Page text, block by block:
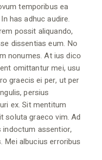
temporibus ea
has adhuc audire.
possit aliquando,
dissentias eum. No
nonumes. At ius dico
omittantur mei, usu
graecis ei per, ut per
persius
ex. Sit mentitum
soluta graeco vim. Ad
assentior,
Mei albucius erroribus